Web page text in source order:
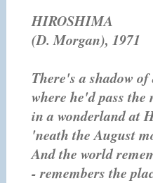
HIROSHIMA
(D. Morgan), 1971
There's a shadow
where he'd pass the
in a wonderland at
'neath the August
And the world
- remembers the